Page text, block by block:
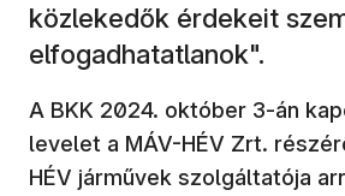
közlekedők érdekeit
elfogadhatatlanok".
A BKK 2024. október 3-án
levelet a MÁV-HÉV Zrt.
HÉV járművek szolgáltatója